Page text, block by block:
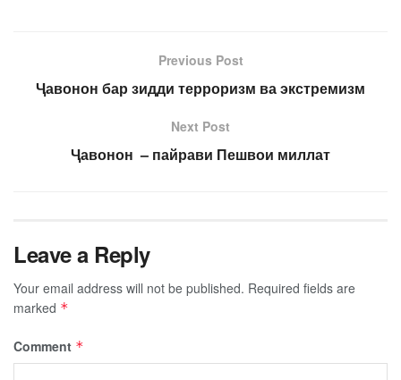
Previous Post
Ҷавонон бар зидди терроризм ва экстремизм
Next Post
Ҷавонон – пайрави Пешвои миллат
Leave a Reply
Your email address will not be published. Required fields are
marked *
Comment *